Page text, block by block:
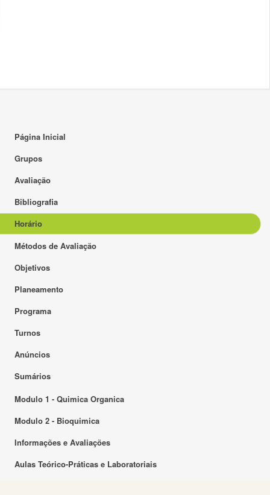
23:00
Página Inicial
Grupos
Avaliação
Bibliografia
Horário
Métodos de Avaliação
Objetivos
Planeamento
Programa
Turnos
Anúncios
Sumários
Modulo 1 - Quimica Organica
Modulo 2 - Bioquimica
Informações e Avaliações
Aulas Teórico-Práticas e Laboratoriais